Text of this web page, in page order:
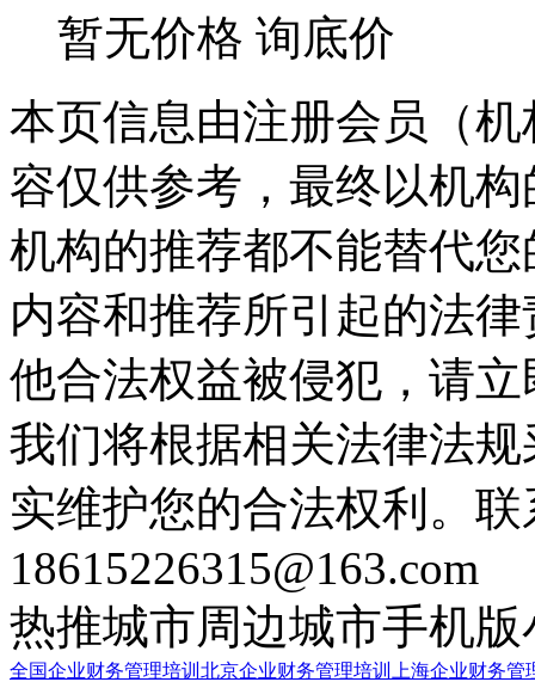
暂无价格 询底价
本页信息由注册会员（
容仅供参考，最终以机
机构的推荐都不能替代
内容和推荐所引起的法
他合法权益被侵犯，请
我们将根据相关法律法
实维护您的合法权利。
18615226315@163.com
热推城市周边城市手机版
全国企业财务管理培训 北京企业财务管理培训
上海企业财务管